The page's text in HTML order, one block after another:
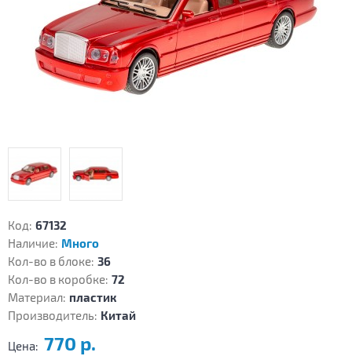
Код: 67132
Наличие: Много
Кол-во в блоке: 36
Кол-во в коробке: 72
Материал: пластик
Производитель: Китай
Цена: 770 р.